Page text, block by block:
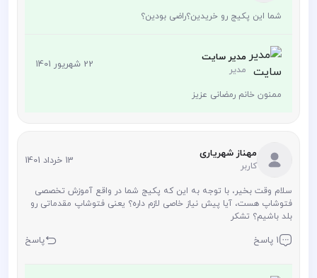
شما این پکیج رو خریدین؟راضی بودین؟
مدیر سایت
مدیر 22 شهریور 1401
ممنون خانم رمضانی عزیز
مهناز شهریاری
کاربر 13 خرداد 1401
سلام وقت بخیر، با توجه به این که پکیج شما در واقع آموزش تخصصی
فتوشاپ هست، آیا پیش نیاز خاصی لازم داره؟ یعنی فتوشاپ مقدماتی رو
بلد باشیم؟ تشکر
1 پاسخ پاسخ